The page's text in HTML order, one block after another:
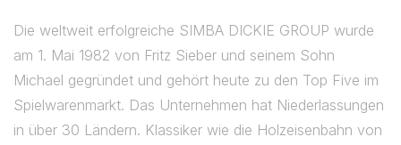
Die weltweit erfolgreiche SIMBA DICKIE GROUP wurde
am 1. Mai 1982 von Fritz Sieber und seinem Sohn
Michael gegründet und gehört heute zu den Top Five im
Spielwarenmarkt. Das Unternehmen hat Niederlassungen
in über 30 Ländern. Klassiker wie die Holzeisenbahn von